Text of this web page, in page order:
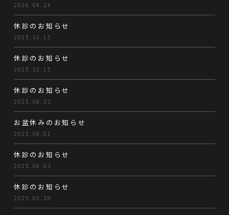
2026.04.24
休診のお知らせ
2025.10.15
休診のお知らせ
2025.10.15
休診のお知らせ
2025.08.22
お盆休みのお知らせ
2025.08.01
休診のお知らせ
2025.06.03
休診のお知らせ
2025.05.28